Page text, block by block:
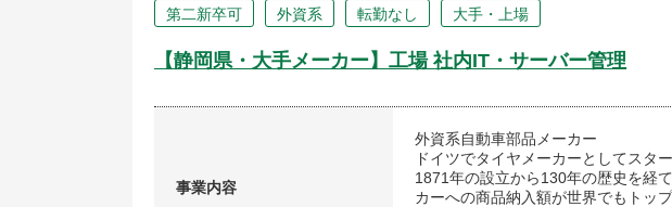
第二新卒可 外資系 転勤なし 大手・上場
【静岡県・大手メーカー】工場 社内IT・サーバー管理
事業内容
外資系自動車部品メーカー
ドイツでタイヤメーカーとしてスタ
1871年の設立から130年の歴史を経
カーへの商品納入額が世界でもトッ